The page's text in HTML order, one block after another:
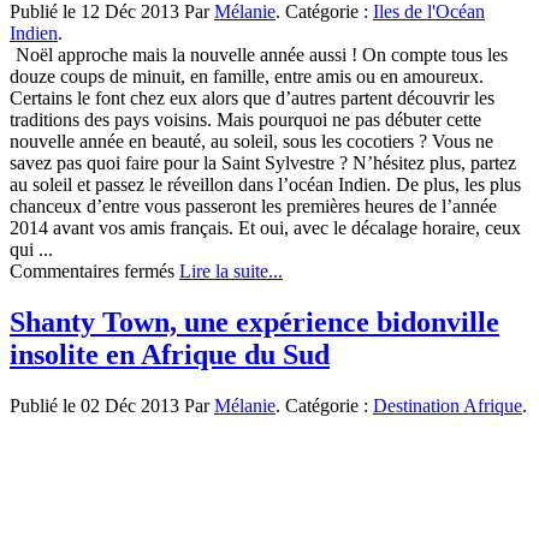
et
restaurants
selon
vos
envies
Publié le 12 Déc 2013 ParMélanie. Catégorie : Iles de l'Océan
Indien.
Noël approche mais la nouvelle année aussi ! On compte tous les
douze coups de minuit, en famille, entre amis ou en amoureux.
Certains le font chez eux alors que d’autres partent découvrir les
traditions des pays voisins. Mais pourquoi ne pas débuter cette
nouvelle année en beauté, au soleil, sous les cocotiers ? Vous ne
savez pas quoi faire pour la Saint Sylvestre ? N’hésitez plus, partez
au soleil et passez le réveillon dans l’océan Indien. De plus, les plus
chanceux d’entre vous passeront les premières heures de l’année
2014 avant vos amis français. Et oui, avec le décalage horaire, ceux
qui ...
Commentaires ferméssur
nouvel
An
l’océan
Indien
Lire la suite...
Shanty Town, une expérience bidonville
insolite en Afrique du Sud
Publié le 02 Déc 2013 ParMélanie. Catégorie : Destination Afrique.